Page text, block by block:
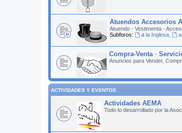
Atuendos Accesorios
Atuendo - Vestimenta -
Subforos:
a la Inglesa,
Compra-Venta ·
Anuncios para Vender,
ACTIVIDADES Y EVENTOS
Actividades AEMA
Todo lo desarrollado por la